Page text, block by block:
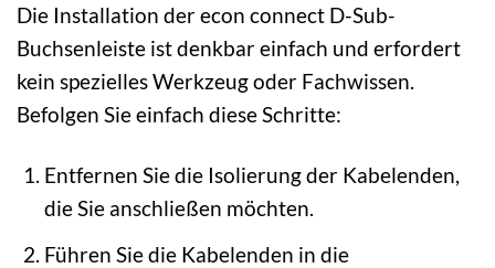
Die Installation der econ connect D-Sub-
Buchsenleiste ist denkbar einfach und erfordert
kein spezielles Werkzeug oder Fachwissen.
Befolgen Sie einfach diese Schritte:
Entfernen Sie die Isolierung der Kabelenden,
die Sie anschließen möchten.
Führen Sie die Kabelenden in die